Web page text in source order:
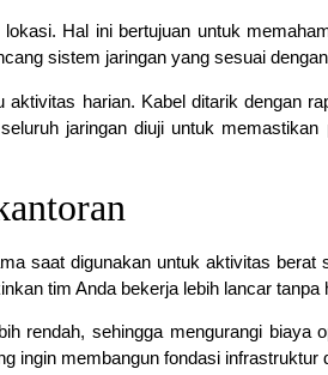
Hal ini bertujuan untuk
sistem jaringan yang sesuai
harian. Kabel ditarik dengan
jaringan diuji untuk
saat digunakan untuk aktivitas berat
tim Anda bekerja lebih lancar tanpa
rendah, sehingga mengurangi biaya
ingin membangun fondasi infrastruktur